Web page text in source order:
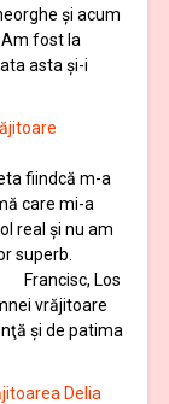
şi acum
fost la
asta și-i
fiindcă m-a
care mi-a
real și nu am
superb.
Los
vrăjitoare
şi de patima
Delia